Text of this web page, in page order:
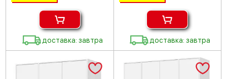
доставка: завтра доставка: завтра